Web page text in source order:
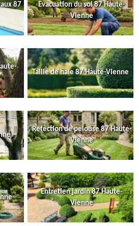
87
Evacuation du sol 87 Haute-
Vienne
Taille de haie 87 Haute-Vienne
Refection de pelouse 87 Haute-
Vienne
Entretien jardin 87 Haute-
Vienne